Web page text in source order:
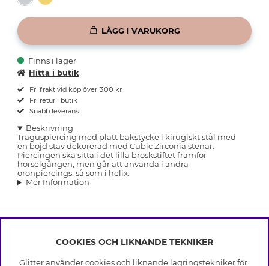
LÄGG I VARUKORG
Finns i lager
Hitta i butik
Fri frakt vid köp över 300 kr
Fri retur i butik
Snabb leverans
Beskrivning
Traguspiercing med platt bakstycke i kirugiskt stål med
en böjd stav dekorerad med Cubic Zirconia stenar.
Piercingen ska sitta i det lilla broskstiftet framför
hörselgången, men går att använda i andra
öronpiercings, så som i helix.
Mer Information
INFO
COOKIES OCH LIKNANDE TEKNIKER
Glitter använder cookies och liknande lagringstekniker för